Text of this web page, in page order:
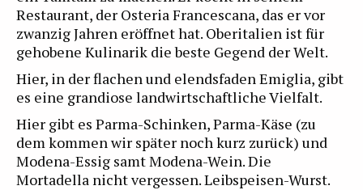
Restaurant, der Osteria Francescana, das er vor
zwanzig Jahren eröffnet hat. Oberitalien ist für
gehobene Kulinarik die beste Gegend der Welt.
Hier, in der flachen und elendsfaden Emiglia, gibt
es eine grandiose landwirtschaftliche Vielfalt.
Hier gibt es Parma-Schinken, Parma-Käse (zu
dem kommen wir später noch kurz zurück) und
Modena-Essig samt Modena-Wein. Die
Mortadella nicht vergessen. Leibspeisen-Wurst.